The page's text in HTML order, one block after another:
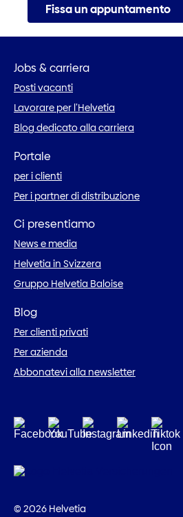
Fissa un appuntamento
Jobs & carriera
Posti vacanti
Lavorare per l’Helvetia
Blog dedicato alla carriera
Portale
per i clienti
Per i partner di distribuzione
Ci presentiamo
News e media
Helvetia in Svizzera
Gruppo Helvetia Baloise
Blog
Per clienti privati
Per azienda
Abbonatevi alla newsletter
© 2026 Helvetia